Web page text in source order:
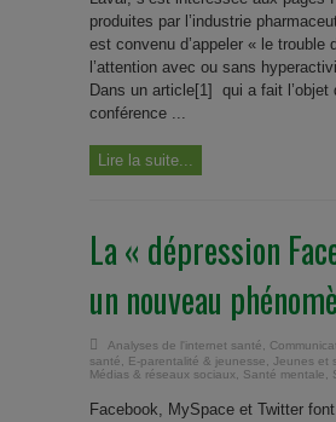
produites par l’industrie
est convenu d’appeler « le trouble
l’attention avec ou sans
Dans un article[1] qui a fait l’objet
conférence ...
Lire la suite...
La « dépression
un nouveau
Analyses de l'internet santé
santé
E-parentalité & jeunesse Jeunes et
Médias & réseaux sociaux
Santé mentale
Facebook, MySpace et Twitter